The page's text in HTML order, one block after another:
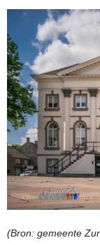
(Bron: gemeente